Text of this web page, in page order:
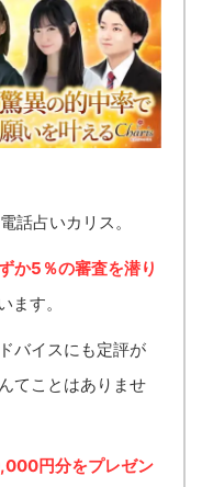
話占いカリス。
か5％の審査を潜り
ます。
バイスにも定評が
てことはありませ
円分をプレゼン